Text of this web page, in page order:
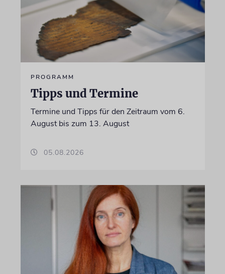
PROGRAMM
Tipps und Termine
Termine und Tipps für den Zeitraum vom 6.
August bis zum 13. August
05.08.2026